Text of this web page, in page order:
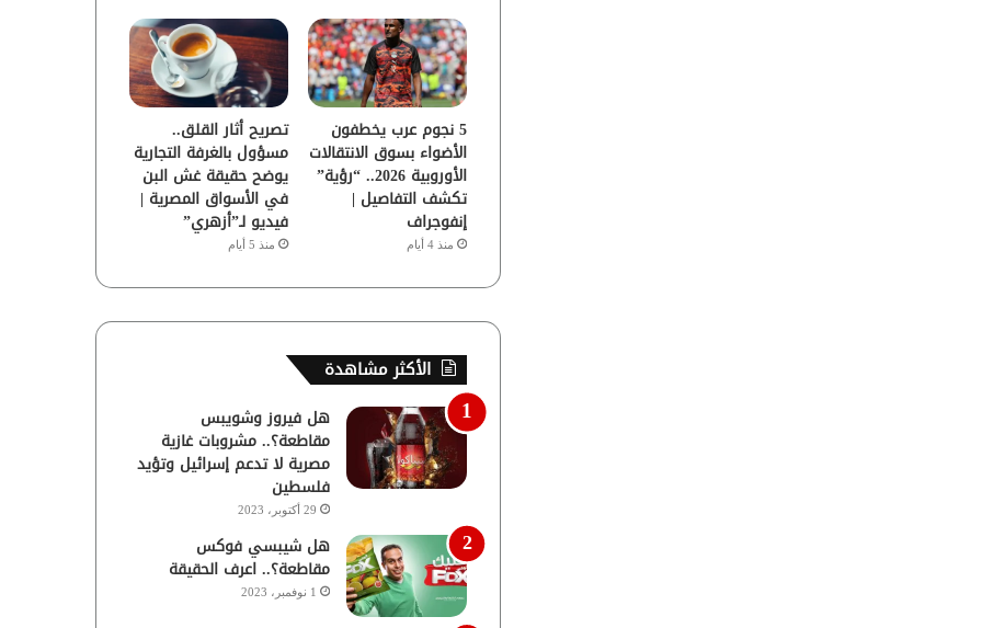
5 نجوم عرب يخطفون
الأضواء بسوق الانتقالات
الأوروبية 2026.. “رؤية”
تكشف التفاصيل |
إنفوجراف
منذ 4 أيام
تصريح أثار القلق..
مسؤول بالغرفة التجارية
يوضح حقيقة غش البن
في الأسواق المصرية |
فيديو لـ”أزهري”
منذ 5 أيام
الأكثر مشاهدة
هل فيروز وشويبس
مقاطعة؟.. مشروبات غازية
مصرية لا تدعم إسرائيل وتؤيد
فلسطين
29 أكتوبر، 2023
هل شيبسي فوكس
مقاطعة؟.. اعرف الحقيقة
1 نوفمبر، 2023